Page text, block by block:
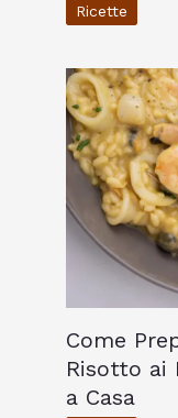
Ricette
Come
Risotto ai
a Casa